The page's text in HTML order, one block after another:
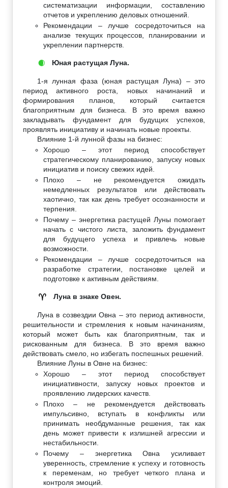
систематизации информации, составлению
отчетов и укреплению деловых отношений.
Рекомендации – лучше сосредоточиться на
анализе текущих процессов, планировании и
укреплении партнерств.
🌒 Юная растущая Луна.
1-я лунная фаза (юная растущая Луна) – это
период активного роста, новых начинаний и
формирования планов, который считается
благоприятным для бизнеса. В это время важно
закладывать фундамент для будущих успехов,
проявлять инициативу и начинать новые проекты.
Влияние 1-й лунной фазы на бизнес:
Хорошо – этот период способствует
стратегическому планированию, запуску новых
инициатив и поиску свежих идей.
Плохо – не рекомендуется ожидать
немедленных результатов или действовать
хаотично, так как день требует осознанности и
терпения.
Почему – энергетика растущей Луны помогает
начать с чистого листа, заложить фундамент
для будущего успеха и привлечь новые
возможности.
Рекомендации – лучше сосредоточиться на
разработке стратегии, постановке целей и
подготовке к активным действиям.
♈ Луна в знаке Овен.
Луна в созвездии Овна – это период активности,
решительности и стремления к новым начинаниям,
который может быть как благоприятным, так и
рискованным для бизнеса. В это время важно
действовать смело, но избегать поспешных решений.
Влияние Луны в Овне на бизнес:
Хорошо – этот период способствует
инициативности, запуску новых проектов и
проявлению лидерских качеств.
Плохо – не рекомендуется действовать
импульсивно, вступать в конфликты или
принимать необдуманные решения, так как
день может привести к излишней агрессии и
нестабильности.
Почему – энергетика Овна усиливает
уверенность, стремление к успеху и готовность
к переменам, но требует четкого плана и
контроля эмоций.